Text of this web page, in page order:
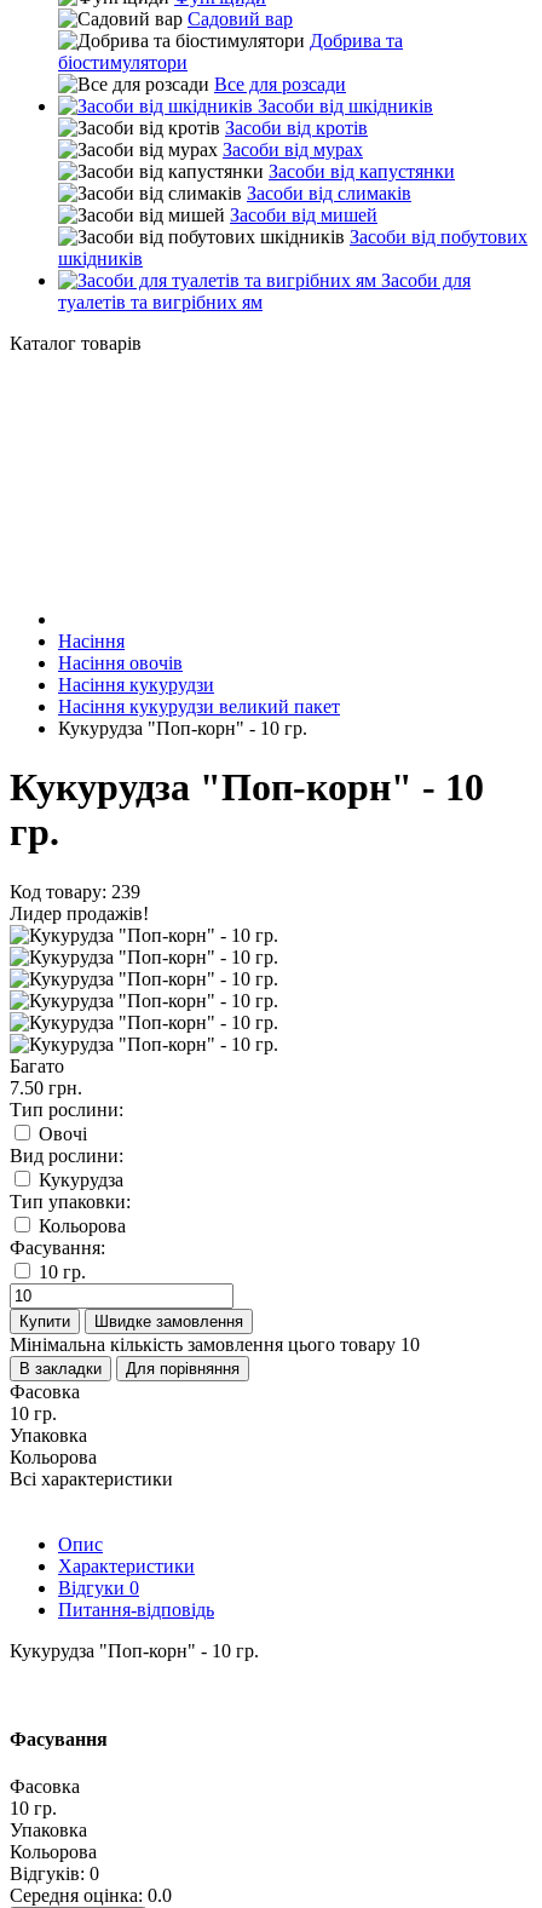
Садовий вар
Добрива та
біостимулятори
Все для розсади
Засоби від шкідників
Засоби від кротів
Засоби від мурах
Засоби від капустянки
Засоби від слимаків
Засоби від мишей
Засоби від побутових
шкідників
Засоби для
туалетів та вигрібних ям
Каталог товарів
Насіння
Насіння овочів
Насіння кукурудзи
Насіння кукурудзи великий пакет
Кукурудза "Поп-корн" - 10 гр.
Кукурудза "Поп-корн" - 10
гр.
Код товару: 239
Лидер продажів!
Багато
7.50 грн.
Тип рослини:
Овочі
Вид рослини:
Кукурудза
Тип упаковки:
Кольорова
Фасування:
10 гр.
Купити Швидке замовлення
Мінімальна кількість замовлення цього товару 10
В закладки Для порівняння
Фасовка
10 гр.
Упаковка
Кольорова
Всі характеристики
Опис
Характеристики
Відгуки 0
Питання-відповідь
Кукурудза "Поп-корн" - 10 гр.
Фасування
Фасовка
10 гр.
Упаковка
Кольорова
Відгуків: 0
Середня оцінка: 0.0